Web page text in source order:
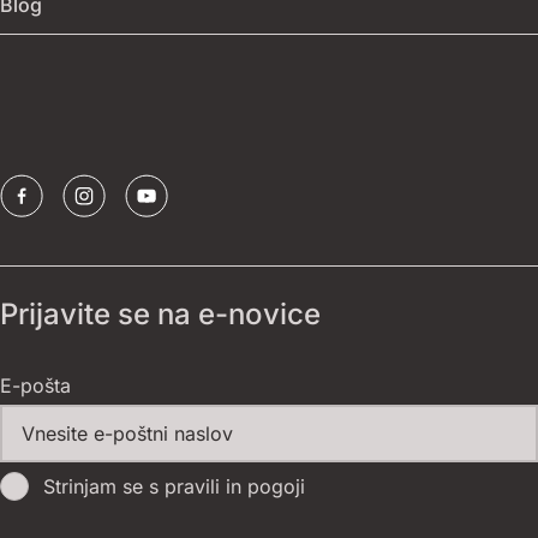
Arhiv festivala
Prijavite se na e-novice
E-pošta
Strinjam se s pravili in pogoji